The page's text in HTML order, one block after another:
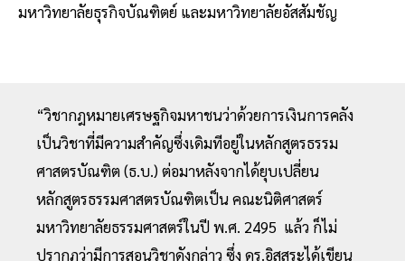
มหาวิทยาลัยธุรกิจบัณฑิตย์ และมหาวิทยาลัยอัสสัมชัญ
“วิชากฎหมายเศรษฐกิจมหาชนว่าด้วยการเงินการคลัง
เป็นวิชาที่มีความสำคัญซึ่งเดิมทีอยู่ในหลักสูตรธรรม
ศาสตรบัณฑิต (ธ.บ.) ต่อมาหลังจากได้ยุบเปลี่ยน
หลักสูตรธรรมศาสตรบัณฑิตเป็น คณะนิติศาสตร์
มหาวิทยาลัยธรรมศาสตร์ในปี พ.ศ. 2495 แล้ว ก็ไม่
ปรากฏว่ามีการสอนวิชาดังกล่าว ซึ่ง ดร.อิสสระได้เขียน